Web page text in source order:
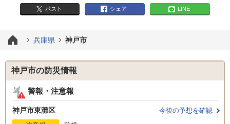
ポスト シェア LINE
兵庫県 神戸市
神戸市の防災情報
警報・注意報
神戸市東灘区
今後の予想を確認